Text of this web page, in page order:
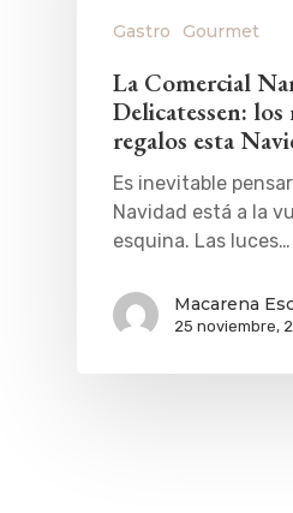
Gastro Gourmet
La Comercial
Delicatessen: los
regalos esta
Es inevitable
Navidad está a la
esquina. Las luces…
Macarena
25 noviembre,